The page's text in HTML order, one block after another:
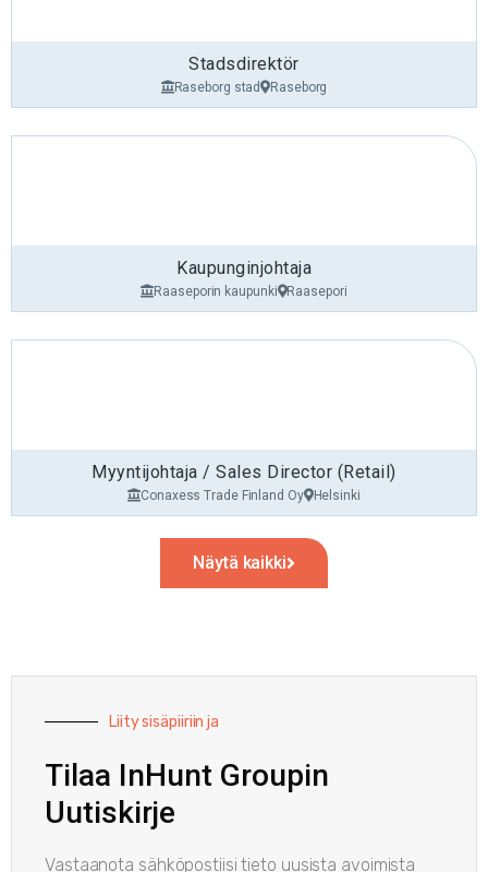
mielenkiintoisesta tehtävästä lisää!
Stadsdirektör
Raseborg stad Raseborg
Kaupunginjohtaja
Raaseporin kaupunki Raasepori
Myyntijohtaja / Sales Director (Retail)
Conaxess Trade Finland Oy Helsinki
Näytä kaikki
Liity sisäpiiriin ja
Tilaa InHunt Groupin
Uutiskirje
Vastaanota sähköpostiisi tieto uusista avoimista